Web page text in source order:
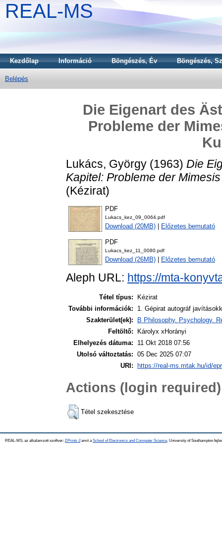
REAL-MS
Kezdőlap Információ Böngészés, Év Böngészés,
Belépés
Die Eigenart des
Probleme der
Lukács, György (1963) Die
Kapitel: Probleme der
(Kézirat)
PDF
Lukacs_kez_09_0064.pdf
Download (20MB) Előzetes bemutató
PDF
Lukacs_kez_11_0080.pdf
Download (26MB) Előzetes bemutató
Aleph URL: https://mta-
Tétel típus:
Kézirat
További információk:
1. Gépirat autográf
Szakterület(ek):
B Philosophy. Psychology.
Feltöltő:
Károlyx xHorányi
Elhelyezés dátuma:
11 Okt 2018 07:56
Utolsó változtatás: 05 Dec 2025 07:07
URI:
https://real-ms.mtak.hu/id/
Actions (login required)
Tétel szekesztése
REAL-MS, az alkalamzott szoftver: EPrints 3amit a School of Electronics and Computer Science , University of Southampton